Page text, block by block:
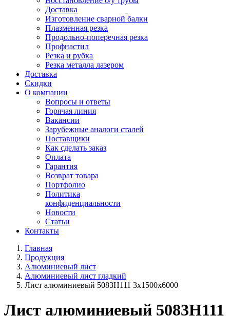
Доставка
Изготовление сварной балки
Плазменная резка
Продольно-поперечная резка
Профнастил
Резка и рубка
Резка металла лазером
Доставка
Скидки
О компании
Вопросы и ответы
Горячая линия
Вакансии
Зарубежные аналоги сталей
Поставщики
Как сделать заказ
Оплата
Гарантия
Возврат товара
Портфолио
Политика
конфиденциальности
Новости
Статьи
Контакты
Главная
Продукция
Алюминиевый лист
Алюминиевый лист гладкий
Лист алюминиевый 5083H111 3х1500х6000
Лист алюминиевый 5083H111